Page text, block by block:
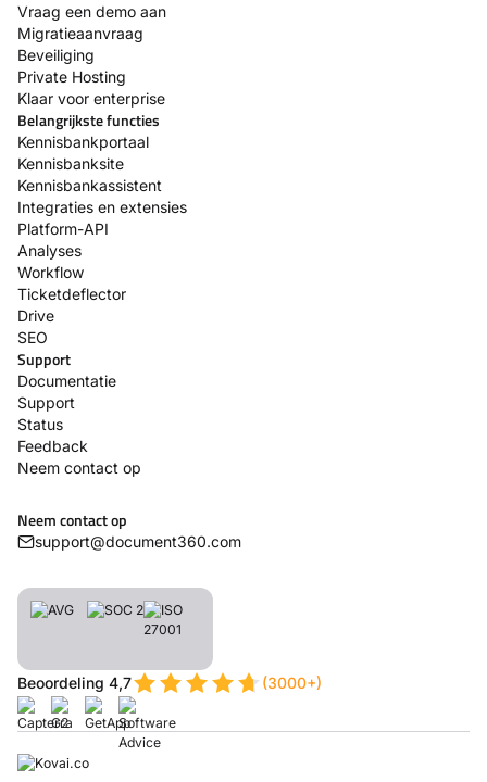
Vraag een demo aan
Migratieaanvraag
Beveiliging
Private Hosting
Klaar voor enterprise
Belangrijkste functies
Kennisbankportaal
Kennisbanksite
Kennisbankassistent
Integraties en extensies
Platform-API
Analyses
Workflow
Ticketdeflector
Drive
SEO
Support
Documentatie
Support
Status
Feedback
Neem contact op
Neem contact op
support@document360.com
Beoordeling 4,7 (3000+)